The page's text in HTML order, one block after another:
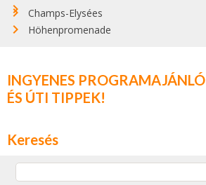
Champs-Elysées
Höhenpromenade
INGYENES PROGRAMAJÁNLÓ
ÉS ÚTI TIPPEK!
Keresés